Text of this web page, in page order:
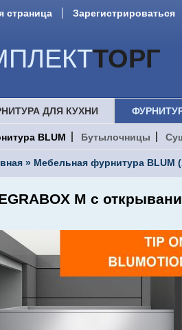
страница Зарегистрироваться
ТОРГ
ДЛЯ КУХНИ
BLUM Бутылочницы
» Мебельная фурнитура BLUM
M с